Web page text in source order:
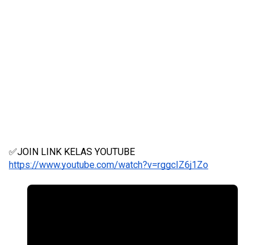
✅JOIN LINK KELAS YOUTUBE
https://www.youtube.com/watch?v=rggcIZ6j1Zo